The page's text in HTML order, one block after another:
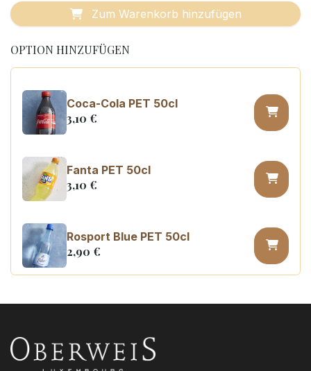
Zum Warenkorb hinzufügen
OPTION HINZUFÜGEN
Coca-Cola PET 50cl
3,10 €
Fanta PET 50cl
3,10 €
Rosport Blue PET 50cl
2,90 €